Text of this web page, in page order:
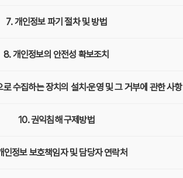
7. 개인정보 파기 절차 및 방법
8. 개인정보의 안전성 확보조치
수집하는 장치의 설치·운영 및 그 거부에 관한 사항
10. 권익침해 구제방법
인정보 보호책임자 및 담당자 연락처